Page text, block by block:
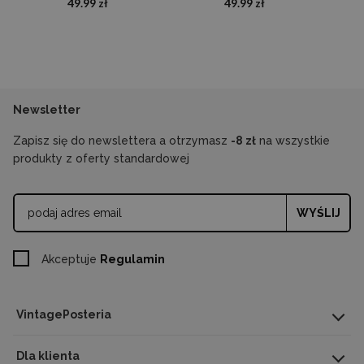
49.99 zł 49.99 zł
VintagePosteria
Dla klienta
Newsletter
Zapisz się do newslettera a otrzymasz -8 zł na wszystkie
produkty z oferty standardowej
WYŚLIJ
Akceptuje Regulamin